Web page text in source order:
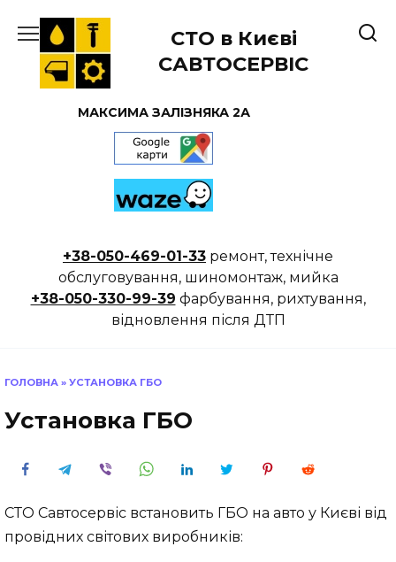
до
вмісту
СТО в Києві
САВТОСЕРВІС
МАКСИМА ЗАЛІЗНЯКА 2А
+38-050-469-01-33 ремонт, технічне
обслуговування, шиномонтаж, мийка
+38-050-330-99-39 фарбування, рихтування,
відновлення після ДТП
ГОЛОВНА » УСТАНОВКА ГБО
Установка ГБО
СТО Савтосервіс встановить ГБО на авто у Києві від
провідних світових виробників: